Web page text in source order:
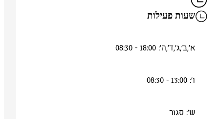
שעות פעילות
א',ב',ג',ד',ה': 18:00 - 08:30
ש': סגור